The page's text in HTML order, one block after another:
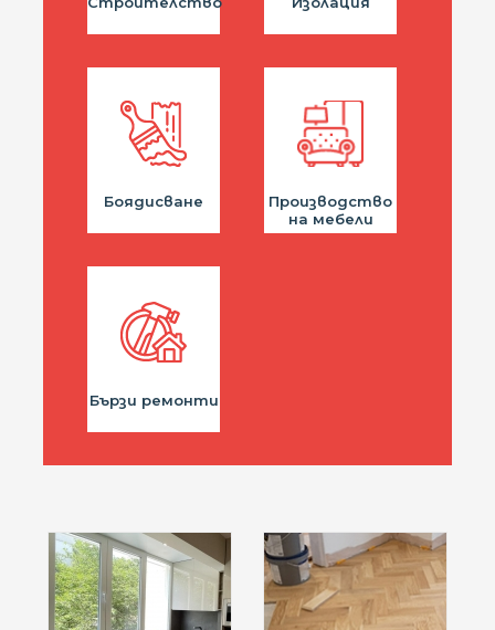
Боядисване
Производство
на мебели
Бързи ремонти